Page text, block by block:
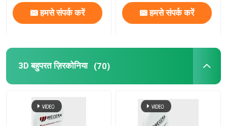
डेंटल ज़िरकोनिया ब्लैंक
यत्रिया स्थिर ज़िरकोनिया
सीएडी सीएएम ज़िरकोनिया
हमसे संपर्क करें हमसे संपर्क करें
3D बहुपरत ज़िरकोनिया (70)